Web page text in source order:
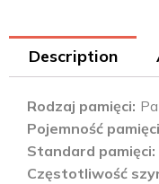
Description
Rodzaj pamięci
Pojemność pamięci
Standard pamięci
Częstotliwość